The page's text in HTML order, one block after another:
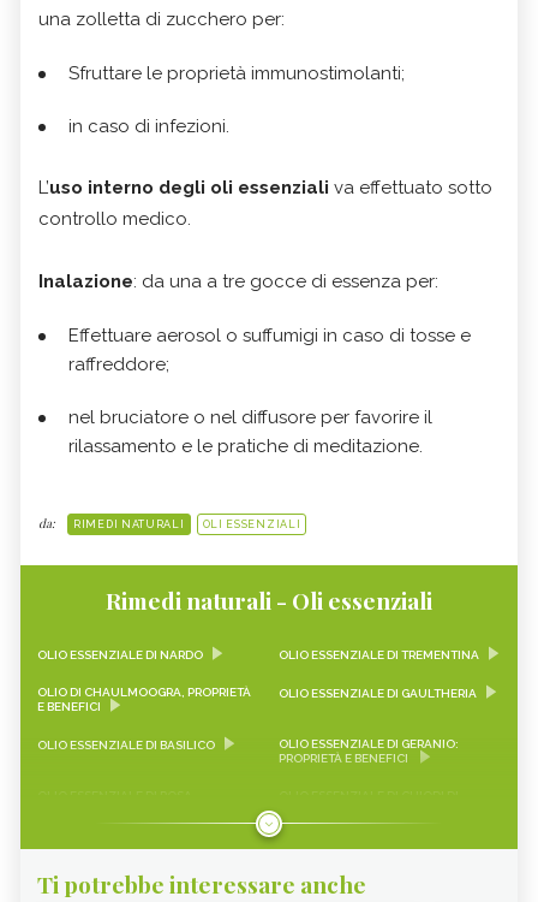
una zolletta di zucchero per:
Sfruttare le proprietà immunostimolanti;
in caso di infezioni.
L’uso interno degli oli essenziali va effettuato sotto
controllo medico.
Inalazione: da una a tre gocce di essenza per:
Effettuare aerosol o suffumigi in caso di tosse e
raffreddore;
nel bruciatore o nel diffusore per favorire il
rilassamento e le pratiche di meditazione.
da: RIMEDI NATURALI OLI ESSENZIALI
Rimedi naturali - Oli essenziali
OLIO ESSENZIALE DI NARDO OLIO ESSENZIALE DI TREMENTINA
OLIO DI CHAULMOOGRA, PROPRIETÀ
E BENEFICI
OLIO ESSENZIALE DI GAULTHERIA
OLIO ESSENZIALE DI BASILICO
OLIO ESSENZIALE DI GERANIO:
PROPRIETÀ E BENEFICI
OLIO ESSENZIALE DI ROSA
OLIO ESSENZIALE DI CHIODI DI
OLIO ESSENZIALE DI ARANCIO
OLIO ESSENZIALE DI CAMOMILLA
Ti potrebbe interessare anche